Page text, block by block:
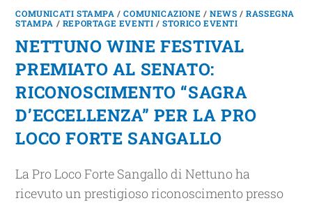
COMUNICATI STAMPA /COMUNICAZIONE /NEWS /RASSEGNA
STAMPA / REPORTAGE EVENTI /STORICO EVENTI
NETTUNO WINE FESTIVAL
PREMIATO AL SENATO:
RICONOSCIMENTO “SAGRA
D’ECCELLENZA” PER LA PRO
LOCO FORTE SANGALLO
La Pro Loco Forte Sangallo di Nettuno ha
ricevuto un prestigioso riconoscimento presso